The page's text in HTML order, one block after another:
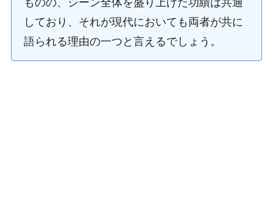
ものの、シーン全体を盛り上げた功績は共通
しており、それが現代においても両者が共に
語られる理由の一つと言えるでしょう。